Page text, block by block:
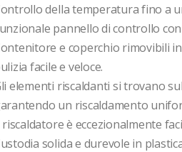
della temperatura fino a
pannello di controllo
e coperchio rimovibili
facile e veloce.
elementi riscaldanti si trovano
un riscaldamento
riscaldatore è eccezionalmente
solida e durevole in